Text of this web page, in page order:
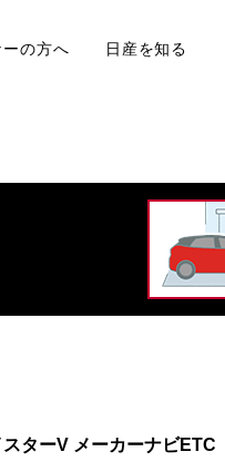
ーの方へ 日産を知る
ターV メーカーナビETC